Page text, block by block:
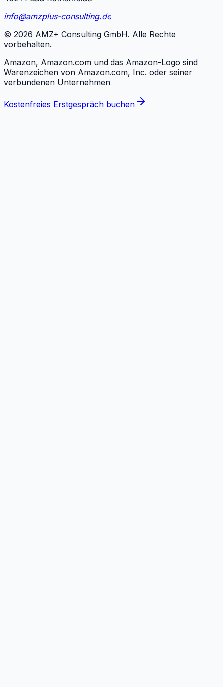
info@amzplus-consulting.de
© 2026 AMZ+ Consulting GmbH. Alle Rechte
vorbehalten.
Amazon, Amazon.com und das Amazon-Logo sind
Warenzeichen von Amazon.com, Inc. oder seiner
verbundenen Unternehmen.
Kostenfreies Erstgespräch buchen